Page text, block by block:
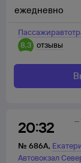
8,3 отзывы
ежедневно
20:32
№ 686А,
Автовокзал